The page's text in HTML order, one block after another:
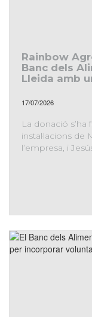
Rainbow
Banc dels
Lleida amb
17/07/2026
La donació s’ha
instal·lacions de
l’empresa, i